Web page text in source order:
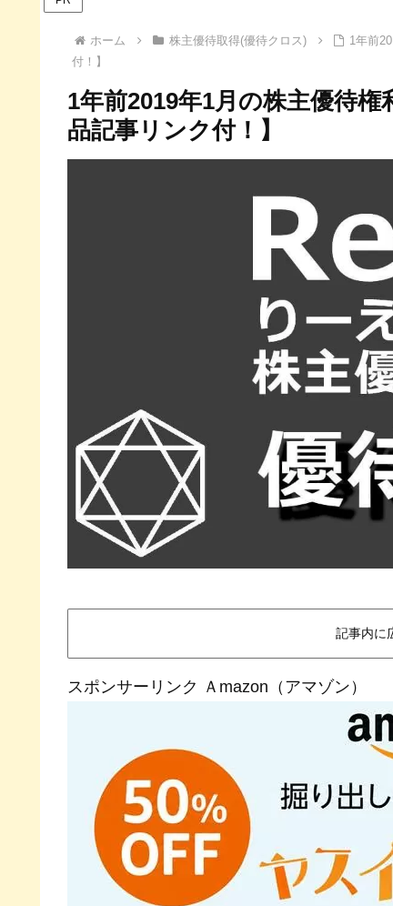
ホーム 株主優待取得(優待クロス)
1年前
付！】
1年前2019年1月の株主優待
品記事リンク付！】
記事内に
スポンサーリンク Ａmazon（アマゾン）